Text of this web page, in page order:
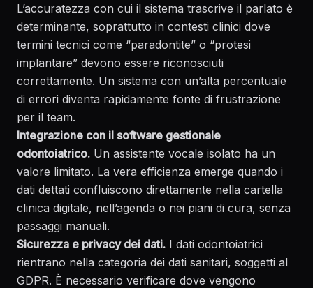
L’accuratezza con cui il sistema trascrive il parlato è
determinante, soprattutto in contesti clinici dove
termini tecnici come “paradontite” o “protesi
implantare” devono essere riconosciuti
correttamente. Un sistema con un’alta percentuale
di errori diventa rapidamente fonte di frustrazione
per il team.
Integrazione con il software gestionale
odontoiatrico. Un assistente vocale isolato ha un
valore limitato. La vera efficienza emerge quando i
dati dettati confluiscono direttamente nella cartella
clinica digitale, nell’agenda o nei piani di cura, senza
passaggi manuali.
Sicurezza e privacy dei dati. I dati odontoiatrici
rientrano nella categoria dei dati sanitari, soggetti al
GDPR. È necessario verificare dove vengono